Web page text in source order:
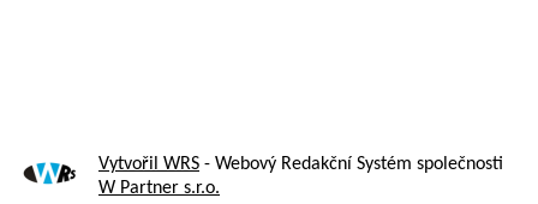
Vytvořil WRS - Webový Redakční Systém společnosti
W Partner s.r.o.